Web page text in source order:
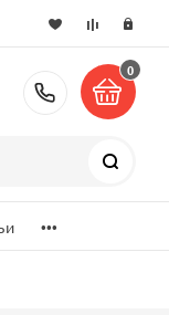
+7 (495)
0
...